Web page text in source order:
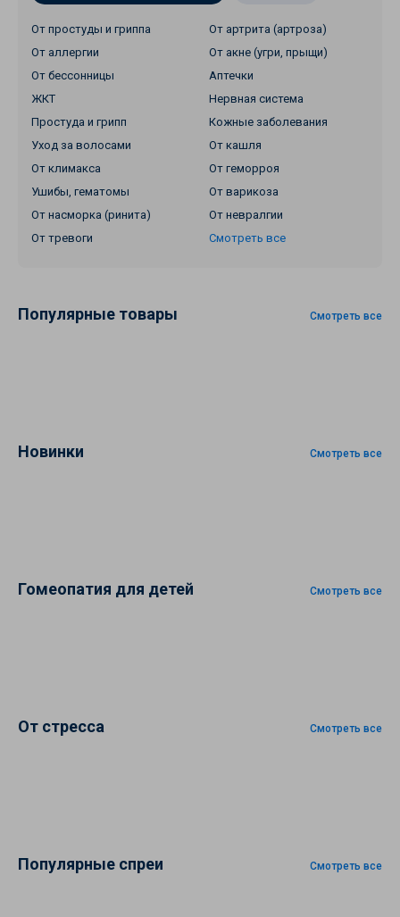
От простуды и гриппа
От артрита (артроза)
От аллергии
От акне (угри, прыщи)
От бессонницы
Аптечки
ЖКТ
Нервная система
Простуда и грипп
Кожные заболевания
Уход за волосами
От кашля
От климакса
От геморроя
Ушибы, гематомы
От варикоза
От насморка (ринита)
От невралгии
От тревоги
Смотреть все
Популярные товары Смотреть все
Новинки Смотреть все
Гомеопатия для детей Смотреть все
От стресса Смотреть все
Популярные спреи Смотреть все